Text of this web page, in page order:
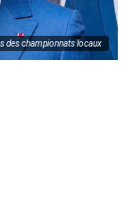
des championnats locaux